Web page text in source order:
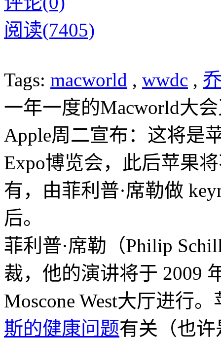
阅读(7405)
Tags: macworld , wwdc ,
一年一度的Macworld大
Apple周二宣布：这将是
Expo博览会，此后苹果
有， 由菲利普·席勒做
后。
菲利普·席勒（Philip
裁，他的演讲将于 2009
Moscone West大厅进行
斯的健康问题有关（也